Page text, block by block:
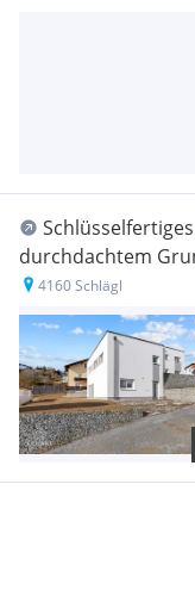
durchdachtem
Aigen-Schlägl
4160 Schlägl